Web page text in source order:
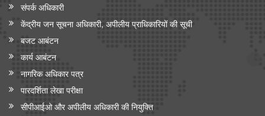
संपर्क अधिकारी
केंद्रीय जन सूचना अधिकारी, अपीलीय प्राधिकारियों की सूची
बजट आबंटन
कार्य आबंटन
नागरिक अधिकार पत्र
पारदर्शिता लेखा परीक्षा
सीपीआईओ और अपी‍लीय अधिकारी की नियुक्ति